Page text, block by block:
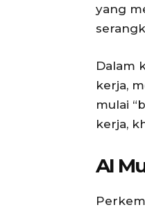
yang
Dalam
kerja,
mulai
kerja,
AI